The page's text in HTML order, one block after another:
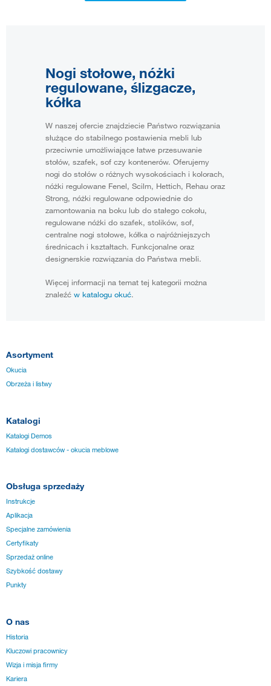
Nogi stołowe, nóżki
regulowane, ślizgacze,
kółka
W naszej ofercie znajdziecie Państwo rozwiązania
służące do stabilnego postawienia mebli lub
przeciwnie umożliwiające łatwe przesuwanie
stołów, szafek, sof czy kontenerów. Oferujemy
nogi do stołów o różnych wysokościach i kolorach,
nóżki regulowane Fenel, Scilm, Hettich, Rehau oraz
Strong, nóżki regulowane odpowiednie do
zamontowania na boku lub do stałego cokołu,
regulowane nóżki do szafek, stolików, sof,
centralne nogi stołowe, kółka o najróżniejszych
średnicach i kształtach. Funkcjonalne oraz
designerskie rozwiązania do Państwa mebli.
Więcej informacji na temat tej kategorii można
znaleźć w katalogu okuć.
Asortyment
Okucia
Obrzeża i listwy
Katalogi
Katalogi Demos
Katalogi dostawców - okucia meblowe
Obsługa sprzedaży
Instrukcje
Aplikacja
Specjalne zamówienia
Certyfikaty
Sprzedaż online
Szybkość dostawy
Punkty
O nas
Historia
Kluczowi pracownicy
Wizja i misja firmy
Kariera